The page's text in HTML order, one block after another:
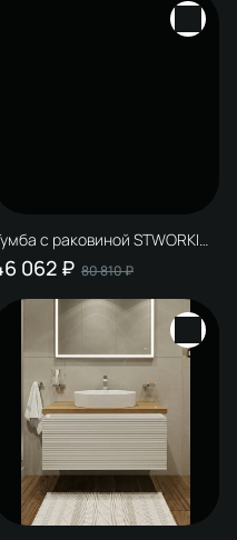
с раковиной STWORKI
100, белая,
с подсветкой,
раковина 3075-KL
062 ₽ 80 810 ₽